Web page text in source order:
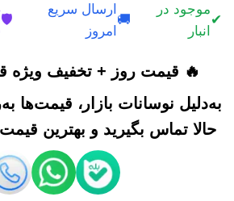
✔
موجود در
انبار
🚚
ارسال سریع
امروز
🛡️
🔥 قیمت روز + تخفیف ویژه
به‌دلیل نوسانات بازار، قیمت‌ها
حالا تماس بگیرید و بهترین